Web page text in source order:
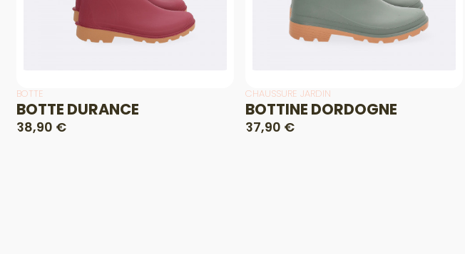
BOTTE
BOTTE DURANCE
38,90 €
CHAUSSURE JARDIN
BOTTINE DORDOGNE
37,90 €